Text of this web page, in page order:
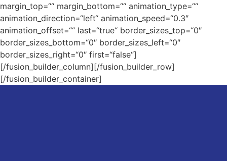
margin_top=““ margin_bottom=““ animation_type=““
animation_direction=“left“ animation_speed=“0.3″
animation_offset=““ last=“true“ border_sizes_top=“0″
border_sizes_bottom=“0″ border_sizes_left=“0″
border_sizes_right=“0″ first=“false“]
[/fusion_builder_column][/fusion_builder_row]
[/fusion_builder_container]